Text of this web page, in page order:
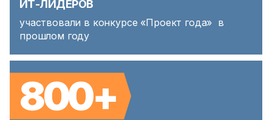
ИТ-ЛИДЕРОВ
участвовали в конкурсе «Проект года» в
прошлом году
800+